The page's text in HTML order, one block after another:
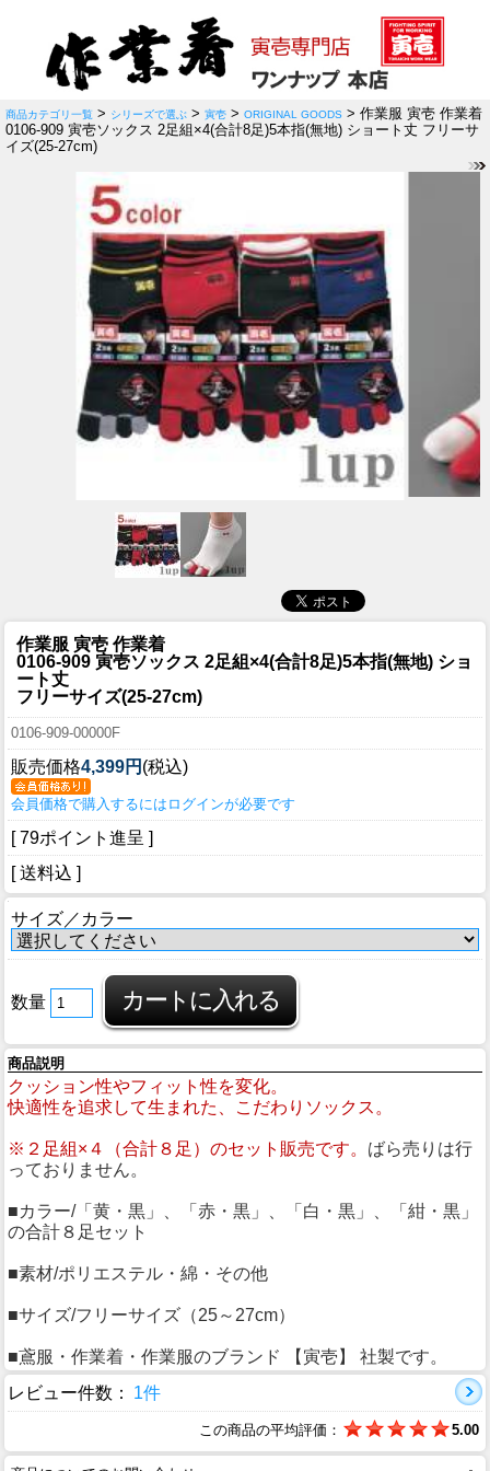
商品カテゴリ一覧 > シリーズで選ぶ > 寅壱 > ORIGINAL GOODS > 作業服 寅壱 作業着
0106-909 寅壱ソックス 2足組×4(合計8足)5本指(無地) ショート丈 フリーサ
イズ(25-27cm)
作業服 寅壱 作業着
0106-909 寅壱ソックス 2足組×4(合計8足)5本指(無地) ショ
ート丈
フリーサイズ(25-27cm)
0106-909-00000F
販売価格4,399円 (税込)
会員価格で購入するにはログインが必要です
[ 79ポイント進呈 ]
[ 送料込 ]
サイズ／カラー
数量
商品説明
クッション性やフィット性を変化。
快適性を追求して生まれた、こだわりソックス。
※２足組×４（合計８足）のセット販売です。 ばら売りは行
っておりません。
■カラー/「黄・黒」、「赤・黒」、「白・黒」、「紺・黒」
の合計８足セット
■素材/ポリエステル・綿・その他
■サイズ/フリーサイズ（25～27cm）
■鳶服・作業着・作業服のブランド 【寅壱】 社製です。
レビュー件数：
1件
この商品の平均評価： 5.00